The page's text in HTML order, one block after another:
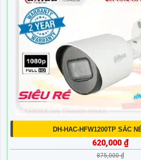
DH-HAC-HFW1200TP SẮC
620,000 ₫
875,000 ₫